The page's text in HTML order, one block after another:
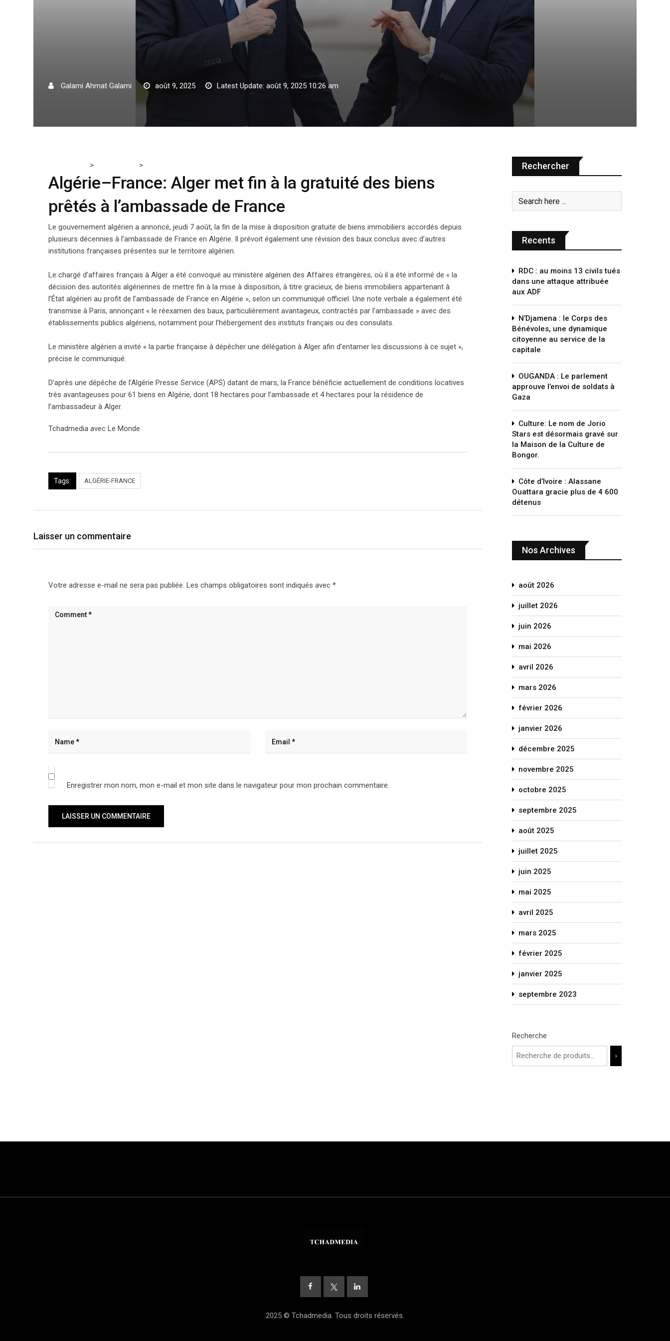
Galami Ahmat Galami août 9, 2025 Latest Update: août 9, 2025 10:26 am
> >
Algérie–France: Alger met fin à la gratuité des biens
prêtés à l’ambassade de France
Le gouvernement algérien a annoncé, jeudi 7 août, la fin de la mise à disposition gratuite de biens immobiliers accordés depuis
plusieurs décennies à l’ambassade de France en Algérie. Il prévoit également une révision des baux conclus avec d’autres
institutions françaises présentes sur le territoire algérien.
Le chargé d’affaires français à Alger a été convoqué au ministère algérien des Affaires étrangères, où il a été informé de « la
décision des autorités algériennes de mettre fin à la mise à disposition, à titre gracieux, de biens immobiliers appartenant à
l’État algérien au profit de l’ambassade de France en Algérie », selon un communiqué officiel. Une note verbale a également été
transmise à Paris, annonçant « le réexamen des baux, particulièrement avantageux, contractés par l’ambassade » avec des
établissements publics algériens, notamment pour l’hébergement des instituts français ou des consulats.
Le ministère algérien a invité « la partie française à dépêcher une délégation à Alger afin d’entamer les discussions à ce sujet »,
précise le communiqué.
D’après une dépêche de l’Algérie Presse Service (APS) datant de mars, la France bénéficie actuellement de conditions locatives
très avantageuses pour 61 biens en Algérie, dont 18 hectares pour l’ambassade et 4 hectares pour la résidence de
l’ambassadeur à Alger.
Tchadmedia avec Le Monde
Tags: ALGÉRIE-FRANCE
Laisser un commentaire
Votre adresse e-mail ne sera pas publiée. Les champs obligatoires sont indiqués avec *
Enregistrer mon nom, mon e-mail et mon site dans le navigateur pour mon prochain commentaire.
Rechercher
Recents
RDC : au moins 13 civils tués
dans une attaque attribuée
aux ADF
N’Djamena : le Corps des
Bénévoles, une dynamique
citoyenne au service de la
capitale
OUGANDA : Le parlement
approuve l’envoi de soldats à
Gaza
Culture: Le nom de Jorio
Stars est désormais gravé sur
la Maison de la Culture de
Bongor.
Côte d’Ivoire : Alassane
Ouattara gracie plus de 4 600
détenus
Nos Archives
août 2026
juillet 2026
juin 2026
mai 2026
avril 2026
mars 2026
février 2026
janvier 2026
décembre 2025
novembre 2025
octobre 2025
septembre 2025
août 2025
juillet 2025
juin 2025
mai 2025
avril 2025
mars 2025
février 2025
janvier 2025
septembre 2023
Recherche
2025 © Tchadmedia. Tous droits réservés.